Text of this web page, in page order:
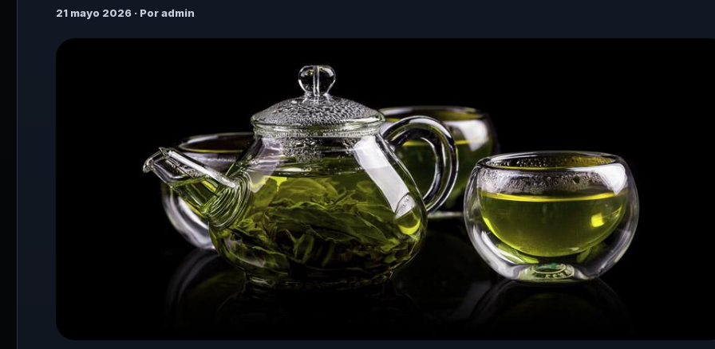
21 mayo 2026 · Por admin